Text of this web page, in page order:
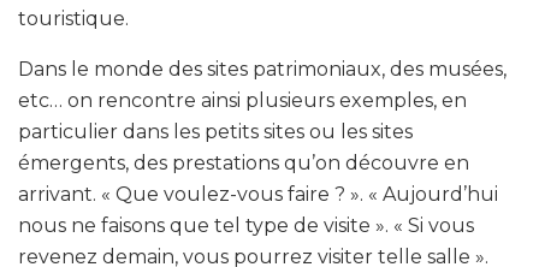
touristique.
Dans le monde des sites patrimoniaux, des musées,
etc… on rencontre ainsi plusieurs exemples, en
particulier dans les petits sites ou les sites
émergents, des prestations qu’on découvre en
arrivant. « Que voulez-vous faire ? ». « Aujourd’hui
nous ne faisons que tel type de visite ». « Si vous
revenez demain, vous pourrez visiter telle salle ».